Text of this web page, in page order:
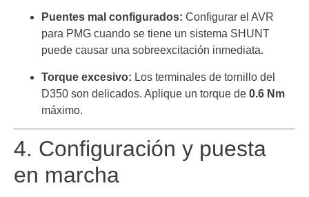
Puentes mal configurados: Configurar el AVR
para PMG cuando se tiene un sistema SHUNT
puede causar una sobreexcitación inmediata.
Torque excesivo: Los terminales de tornillo del
D350 son delicados. Aplique un torque de 0.6 Nm
máximo.
4. Configuración y puesta
en marcha